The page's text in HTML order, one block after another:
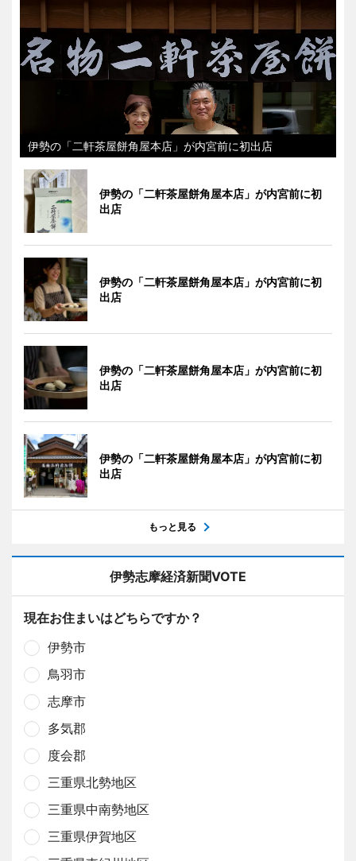
伊勢の「二軒茶屋餅角屋本店」が内宮前に初出店
伊勢の「二軒茶屋餅角屋本店」が内宮前に初
出店
伊勢の「二軒茶屋餅角屋本店」が内宮前に初
出店
伊勢の「二軒茶屋餅角屋本店」が内宮前に初
出店
伊勢の「二軒茶屋餅角屋本店」が内宮前に初
出店
もっと見る
伊勢志摩経済新聞VOTE
現在お住まいはどちらですか？
伊勢市
鳥羽市
志摩市
多気郡
度会郡
三重県北勢地区
三重県中南勢地区
三重県伊賀地区